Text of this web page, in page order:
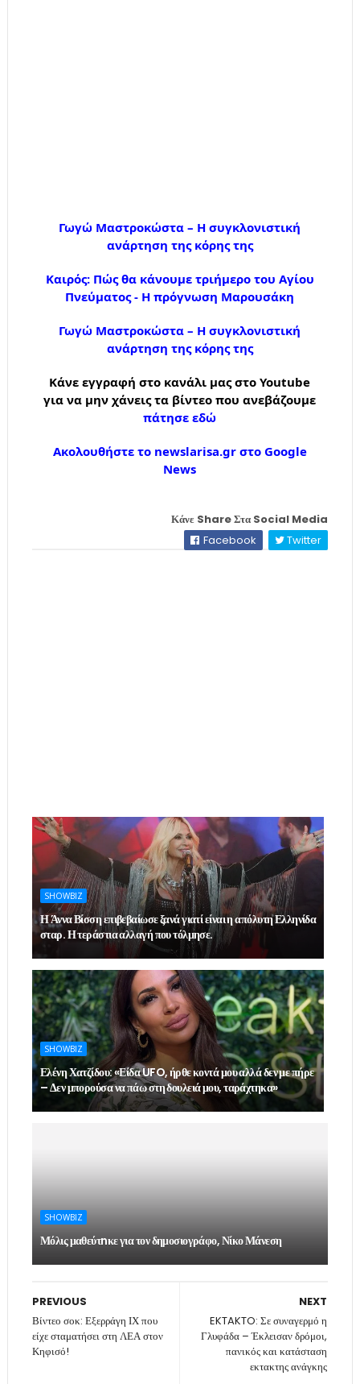
Γωγώ Μαστροκώστα – Η συγκλονιστική
ανάρτηση της κόρης της
Καιρός: Πώς θα κάνουμε τριήμερο του Αγίου
Πνεύματος - Η πρόγνωση Μαρουσάκη
Γωγώ Μαστροκώστα – Η συγκλονιστική
ανάρτηση της κόρης της
Κάνε εγγραφή στο κανάλι μας στο Youtube
για να μην χάνεις τα βίντεο που ανεβάζουμε
πάτησε εδώ
Ακολουθήστε το newslarisa.gr στο Google
News
Κάνε Share Στα Social Media
Facebook
Twitter
SHOWBIZ
Η Άννα Βίσση επιβεβαίωσε ξανά γιατί είναι η απόλυτη Ελληνίδα
σταρ. Η τεράστια αλλαγή που τόλμησε.
SHOWBIZ
Ελένη Χατζίδου: «Είδα UFO, ήρθε κοντά μου αλλά δεν με πήρε
– Δεν μπορούσα να πάω στη δουλειά μου, ταράχτηκα»
SHOWBIZ
Μόλις μαθεύτnκε για τον δημοσιογράφο, Νίκο Μάνεση
NEXT
EKTAKTO: Σε συναγερμό η
Γλυφάδα – Έκλεισαν δρόμοι,
πανικός και κατάσταση
εκτακτης ανάγκης
PREVIOUS
Βίντεο σοκ: Εξερράγη ΙΧ που
είχε σταματήσει στη ΛΕΑ στον
Κηφισό!